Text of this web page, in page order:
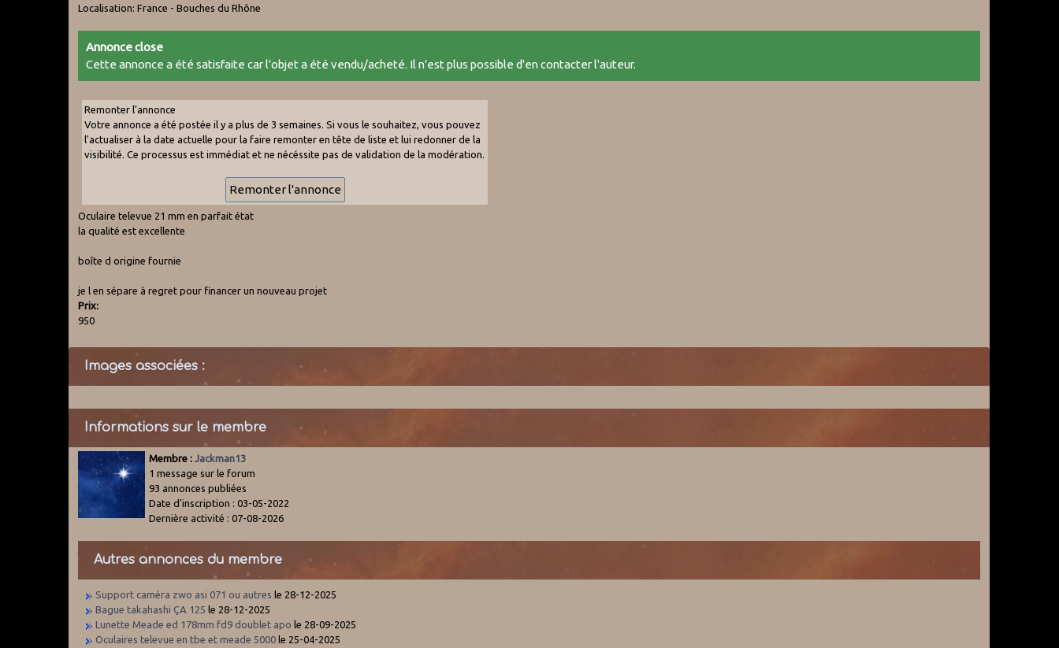
Localisation: France - Bouches du Rhône
Annonce close
Cette annonce a été satisfaite car l'objet a été vendu/acheté. Il n'est plus possible d'en contacter l'auteur.
Remonter l'annonce
Votre annonce a été postée il y a plus de 3 semaines. Si vous le souhaitez, vous pouvez
l'actualiser à la date actuelle pour la faire remonter en tête de liste et lui redonner de la
visibilité. Ce processus est immédiat et ne nécéssite pas de validation de la modération.
Oculaire televue 21 mm en parfait état
la qualité est excellente
boîte d origine fournie
je l en sépare à regret pour financer un nouveau projet
Prix:
950
Images associées :
Informations sur le membre
Membre :Jackman13
1 message sur le forum
93 annonces publiées
Date d'inscription : 03-05-2022
Dernière activité : 07-08-2026
Autres annonces du membre
Support caméra zwo asi 071 ou autres le 28-12-2025
Bague takahashi ÇA 125 le 28-12-2025
Lunette Meade ed 178mm fd9 doublet apo le 28-09-2025
Oculaires televue en tbe et meade 5000 le 25-04-2025